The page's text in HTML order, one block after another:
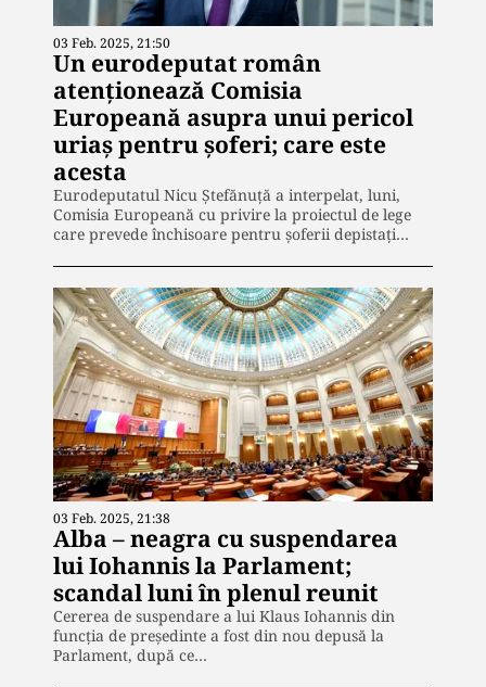
03 Feb. 2025, 21:50
Un eurodeputat român
atenționează Comisia
Europeană asupra unui pericol
uriaș pentru șoferi; care este
acesta
Eurodeputatul Nicu Ştefănuţă a interpelat, luni,
Comisia Europeană cu privire la proiectul de lege
care prevede închisoare pentru şoferii depistaţi…
03 Feb. 2025, 21:38
Alba – neagra cu suspendarea
lui Iohannis la Parlament;
scandal luni în plenul reunit
Cererea de suspendare a lui Klaus Iohannis din
funcția de președinte a fost din nou depusă la
Parlament, după ce…